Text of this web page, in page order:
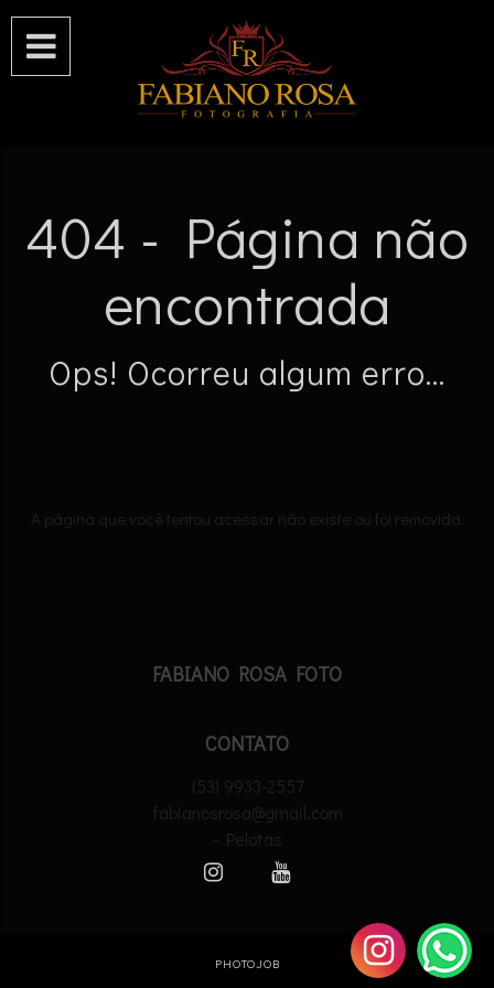

404 - Página não
encontrada
Ops! Ocorreu algum erro...
A página que você tentou acessar não existe ou foi removida.
FABIANO ROSA FOTO
CONTATO
(53) 9933-2557
fabianosrosa@gmail.com
- Pelotas
PHOTOJOB